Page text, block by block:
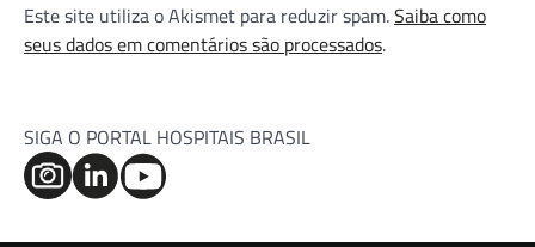
Este site utiliza o Akismet para reduzir spam.Saiba como
seus dados em comentários são processados.
SIGA O PORTAL HOSPITAIS BRASIL